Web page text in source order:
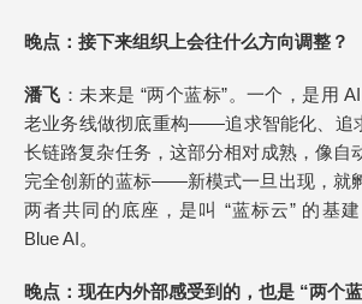
晚点 ：接下来组织上会往什么方向调整？
潘飞 ：未来是 “两个蓝标”。一个，是用
老业务线做彻底重构——追求智能化、追
长链路复杂任务，这部分相对成熟，像自
完全创新的蓝标——新模式一旦出现，就
两者共同的底座，是叫 “蓝标云” 的基
Blue AI。
晚点 ： 现在内外部感受到的，也是 “两个